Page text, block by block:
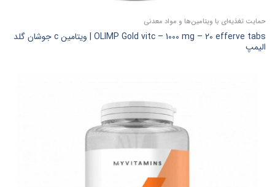
حمایت تغذیه‌ای با ویتامین‌ها و مواد معدنی
OLIMP Gold vitc – 1000 mg – 20 efferve tabs | ویتامین c جوشان گلد
الیمپ